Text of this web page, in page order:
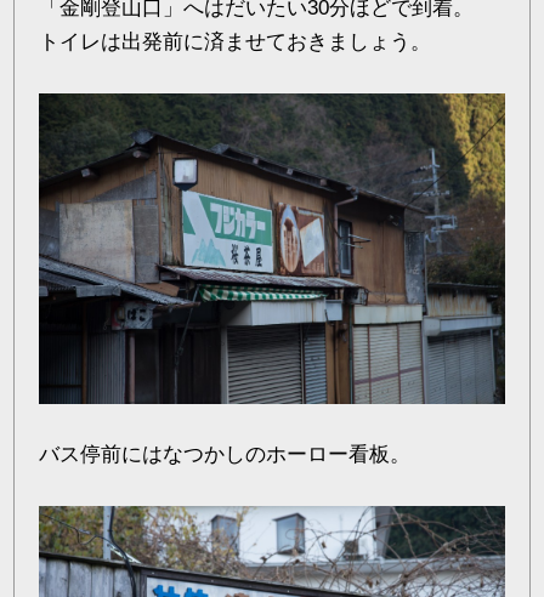
「金剛登山口」へはだいたい30分ほどで到着。
トイレは出発前に済ませておきましょう。
バス停前にはなつかしのホーロー看板。